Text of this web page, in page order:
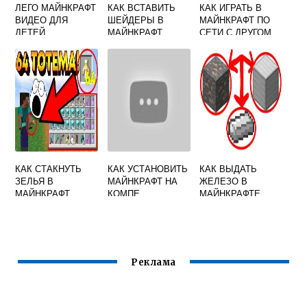
ЛЕГО МАЙНКРАФТ
ВИДЕО ДЛЯ
ДЕТЕЙ
КАК ВСТАВИТЬ
ШЕЙДЕРЫ В
МАЙНКРАФТ
КАК ИГРАТЬ В
МАЙНКРАФТ ПО
СЕТИ С ДРУГОМ
КАК СТАКНУТЬ
ЗЕЛЬЯ В
МАЙНКРАФТ
КАК УСТАНОВИТЬ
МАЙНКРАФТ НА
КОМПЕ
КАК ВЫДАТЬ
ЖЕЛЕЗО В
МАЙНКРАФТЕ
Реклама